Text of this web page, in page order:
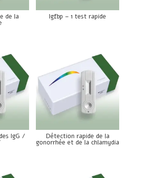
de la Igfbp – 1 test rapide
IgG / Détection rapide de la
gonorrhée et de la chlamydia